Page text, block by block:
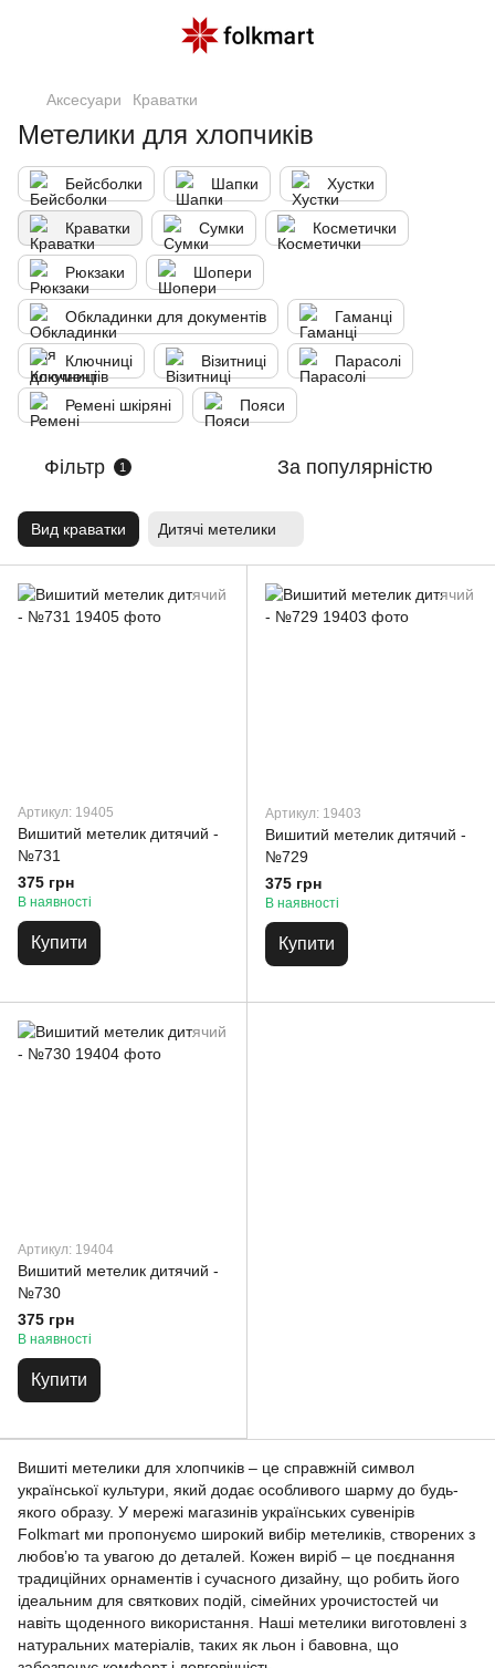
Аксесуари Краватки
Метелики для хлопчиків
Бейсболки Шапки Хустки
Краватки Сумки Косметички
Рюкзаки Шопери
Обкладинки для документів Гаманці
Ключниці Візитниці Парасолі
Ремені шкіряні Пояси
Фільтр 1 За популярністю
Вид краватки Дитячі метелики
Артикул: 19405
Вишитий метелик дитячий -
№731
375 грн
В наявності
Купити
Артикул: 19403
Вишитий метелик дитячий -
№729
375 грн
В наявності
Купити
Артикул: 19404
Вишитий метелик дитячий -
№730
375 грн
В наявності
Купити
Вишиті метелики для хлопчиків – це справжній символ
української культури, який додає особливого шарму до будь-
якого образу. У мережі магазинів українських сувенірів
Folkmart ми пропонуємо широкий вибір метеликів, створених з
любов’ю та увагою до деталей. Кожен виріб – це поєднання
традиційних орнаментів і сучасного дизайну, що робить його
ідеальним для святкових подій, сімейних урочистостей чи
навіть щоденного використання. Наші метелики виготовлені з
натуральних матеріалів, таких як льон і бавовна, що